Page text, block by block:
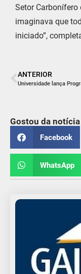
Setor Carbonífero
imaginava que
iniciado”,
ANTERIOR
Gostou da
Facebook
WhatsApp